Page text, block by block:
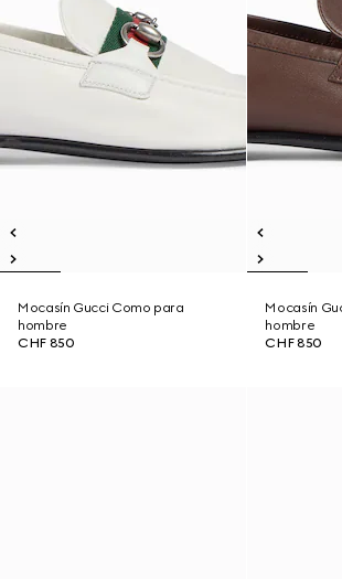
Mocasín Gucci Como para
hombre
CHF 850
Mocasín
hombre
CHF 850